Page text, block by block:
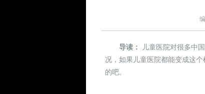
导读：
儿童医院对很多中
况，如果儿童医院都能变成这
的吧。